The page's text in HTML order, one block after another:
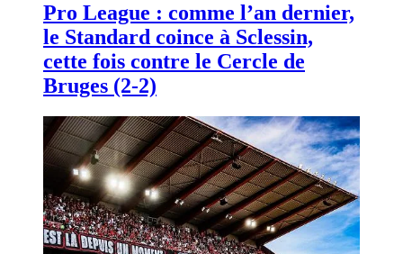
Pro League : comme l’an dernier,
le Standard coince à Sclessin,
cette fois contre le Cercle de
Bruges (2-2)